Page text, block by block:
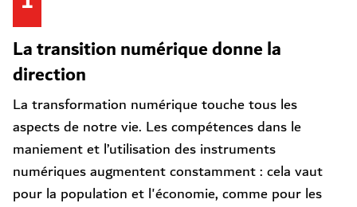
La transition numérique donne la
direction
La transformation numérique touche tous les
aspects de notre vie. Les compétences dans le
maniement et l’utilisation des instruments
numériques augmentent constamment : cela vaut
pour la population et l'économie, comme pour les